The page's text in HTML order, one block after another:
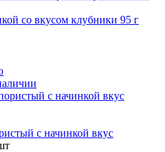
со вкусом клубники 95 г
с начинкой вкус